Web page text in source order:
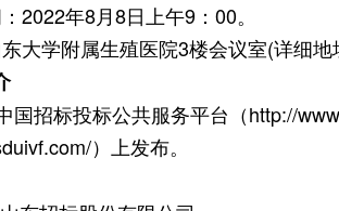
2022年8月8日上午9：00。
大学附属生殖医院3楼会议室(详细
国招标投标公共服务平台（http://
）上发布。